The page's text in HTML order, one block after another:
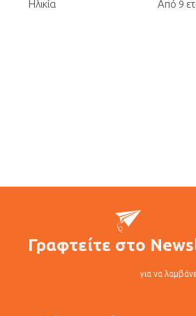
Ηλικία Από 9
Γραφτείτε στο
για να